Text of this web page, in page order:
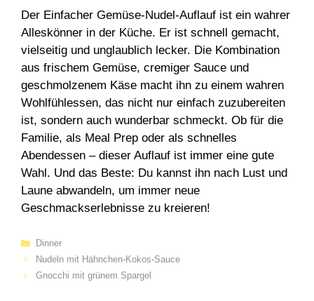
Der Einfacher Gemüse-Nudel-Auflauf ist ein wahrer
Alleskönner in der Küche. Er ist schnell gemacht,
vielseitig und unglaublich lecker. Die Kombination
aus frischem Gemüse, cremiger Sauce und
geschmolzenem Käse macht ihn zu einem wahren
Wohlfühlessen, das nicht nur einfach zuzubereiten
ist, sondern auch wunderbar schmeckt. Ob für die
Familie, als Meal Prep oder als schnelles
Abendessen – dieser Auflauf ist immer eine gute
Wahl. Und das Beste: Du kannst ihn nach Lust und
Laune abwandeln, um immer neue
Geschmackserlebnisse zu kreieren!
Categories
Dinner
Nudeln mit Hähnchen-Kokos-Sauce
Gnocchi mit grünem Spargel